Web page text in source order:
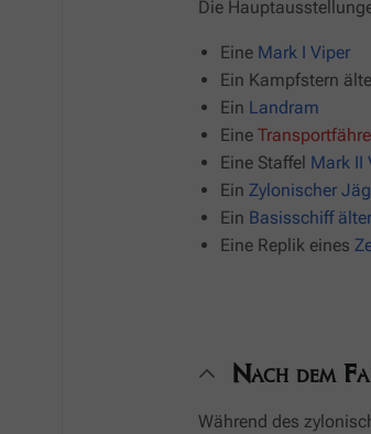
Die
Eine Mark I Viper
Ein Kampfstern
Ein Landram
Eine Transportfähre
Eine Staffel Mark II
Ein Zylonischer
Ein Basisschiff
Eine Replik eines
Nach dem
Während des